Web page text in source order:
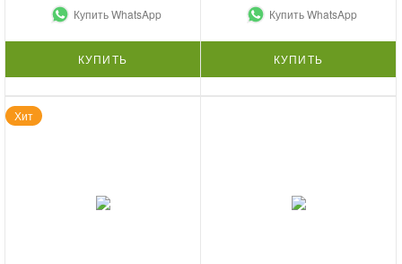
Купить WhatsApp
КУПИТЬ
Купить WhatsApp
КУПИТЬ
Хит